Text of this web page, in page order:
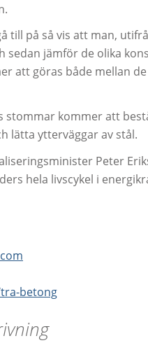
till på så vis att man,
sedan jämför de olika
att göras både mellan
stommar kommer att
lätta ytterväggar av stål.
Peter
hela livscykel i
betong